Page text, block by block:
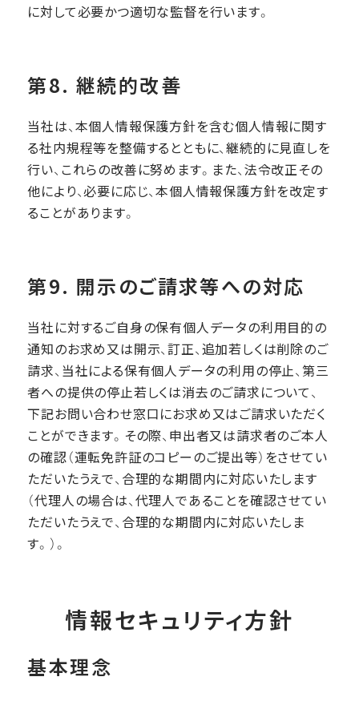
に対して必要かつ適切な監督を行います。
第8. 継続的改善
当社は、本個人情報保護方針を含む個人情報に関す
る社内規程等を整備するとともに、継続的に見直しを
行い、これらの改善に努めます。また、法令改正その
他により、必要に応じ、本個人情報保護方針を改定す
ることがあります。
第9. 開示のご請求等への対応
当社に対するご自身の保有個人データの利用目的の
通知のお求め又は開示、訂正、追加若しくは削除のご
請求、当社による保有個人データの利用の停止、第三
者への提供の停止若しくは消去のご請求について、
下記お問い合わせ窓口にお求め又はご請求いただく
ことができます。その際、申出者又は請求者のご本人
の確認（運転免許証のコピーのご提出等）をさせてい
ただいたうえで、合理的な期間内に対応いたします
（代理人の場合は、代理人であることを確認させてい
ただいたうえで、合理的な期間内に対応いたしま
す。）。
情報セキュリティ方針
基本理念